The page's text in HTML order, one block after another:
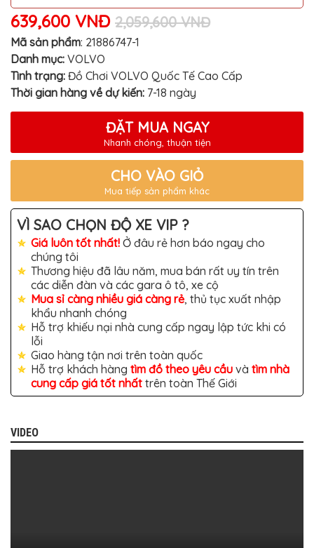
ĐỒ
CHƠI
Ô
TÔ
ĐỒ
CHƠI
XE
MỚI
ĐỒ
CHƠI
CẤP
ĐỒ
CHƠI
XE
MÁY
DÁN
DECAL
Ô
TÔ
ISUZU
BỌC
GHẾ
DA
Ô
PHỤ
KIỆN
XE
639,600 VNĐ 2,059,600 VNĐ
Mã sản phẩm: 21886747-1
Danh mục: VOLVO
Tình trạng: Đồ Chơi VOLVO Quốc Tế Cao Cấp
Thời gian hàng về dự kiến: 7-18 ngày
ĐẶT MUA NGAY
Nhanh chóng, thuận tiện
CHO VÀO GIỎ
Mua tiếp sản phẩm khác
VÌ SAO CHỌN ĐỘ XE VIP ?
Giá luôn tốt nhất! Ở đâu rẻ hơn báo ngay cho
chúng tôi
Thương hiệu đã lâu năm, mua bán rất uy tín trên
các diễn đàn và các gara ô tô, xe cộ
Mua sỉ càng nhiều giá càng rẻ, thủ tục xuất nhập
khẩu nhanh chóng
Hỗ trợ khiếu nại nhà cung cấp ngay lập tức khi có
lỗi
Giao hàng tận nơi trên toàn quốc
Hỗ trợ khách hàng tìm đồ theo yêu cầu và tìm nhà
cung cấp giá tốt nhất trên toàn Thế Giới
VIDEO